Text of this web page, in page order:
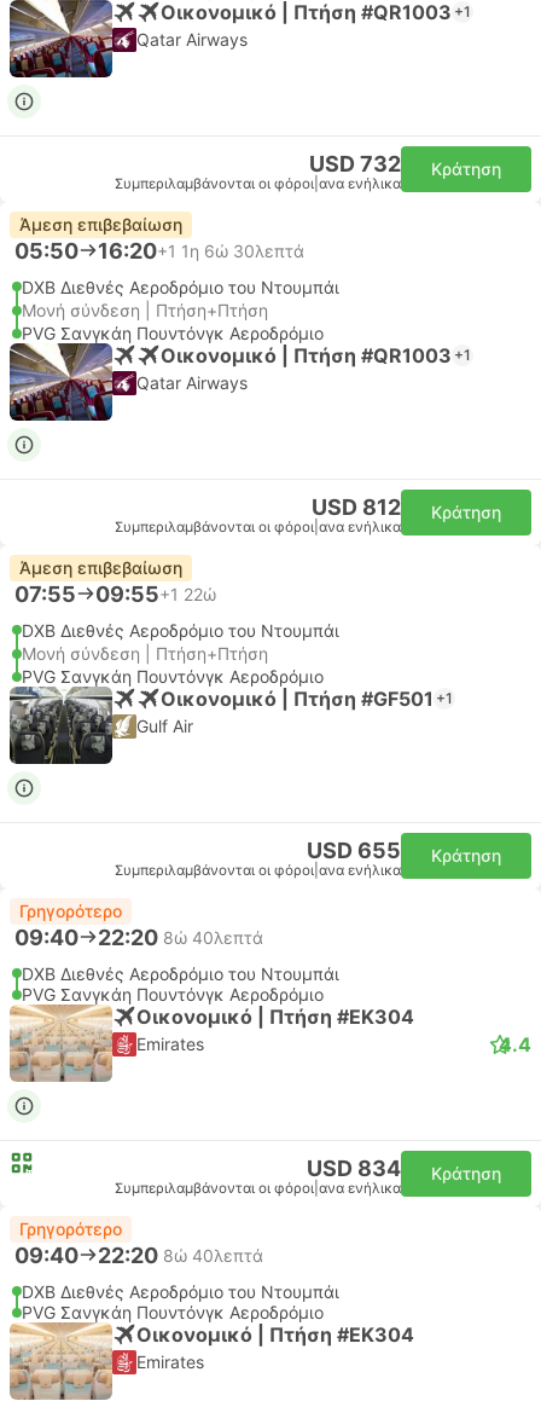
Οικονομικό | Πτήση #QR1003 +1
Qatar Airways
USD 732
Συμπεριλαμβάνονται οι φόροι ανα ενήλικα
Κράτηση
Άμεση επιβεβαίωση
05:50 16:20+1 1η 6ώ 30λεπτά
DXB Διεθνές Αεροδρόμιο του Ντουμπάι
Μονή σύνδεση | Πτήση+Πτήση
PVG Σανγκάη Πουντόνγκ Αεροδρόμιο
Οικονομικό | Πτήση #QR1003 +1
Qatar Airways
USD 812
Συμπεριλαμβάνονται οι φόροι ανα ενήλικα
Κράτηση
Άμεση επιβεβαίωση
07:55 09:55+1 22ώ
DXB Διεθνές Αεροδρόμιο του Ντουμπάι
Μονή σύνδεση | Πτήση+Πτήση
PVG Σανγκάη Πουντόνγκ Αεροδρόμιο
Οικονομικό | Πτήση #GF501 +1
Gulf Air
USD 655
Συμπεριλαμβάνονται οι φόροι ανα ενήλικα
Κράτηση
Γρηγορότερο
09:40 22:20 8ώ 40λεπτά
DXB Διεθνές Αεροδρόμιο του Ντουμπάι
PVG Σανγκάη Πουντόνγκ Αεροδρόμιο
Οικονομικό | Πτήση #EK304
Emirates 4.4
USD 834
Συμπεριλαμβάνονται οι φόροι ανα ενήλικα
Κράτηση
Γρηγορότερο
09:40 22:20 8ώ 40λεπτά
DXB Διεθνές Αεροδρόμιο του Ντουμπάι
PVG Σανγκάη Πουντόνγκ Αεροδρόμιο
Οικονομικό | Πτήση #EK304
Emirates